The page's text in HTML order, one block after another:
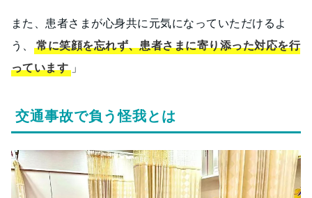
また、患者さまが心身共に元気になっていただけるよ
う、
常に笑顔を忘れず、患者さまに寄り添った対応を行
っています」
交通事故で負う怪我とは